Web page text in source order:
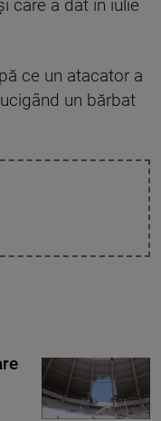
care a dat în iulie
ce un atacator a
un bărbat